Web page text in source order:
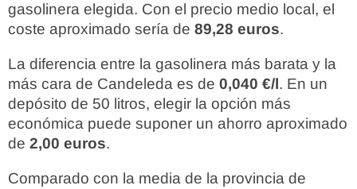
gasolinera elegida. Con el precio medio local, el
coste aproximado sería de 89,28 euros.
La diferencia entre la gasolinera más barata y la
más cara de Candeleda es de 0,040 €/l. En un
depósito de 50 litros, elegir la opción más
económica puede suponer un ahorro aproximado
de 2,00 euros.
Comparado con la media de la provincia de